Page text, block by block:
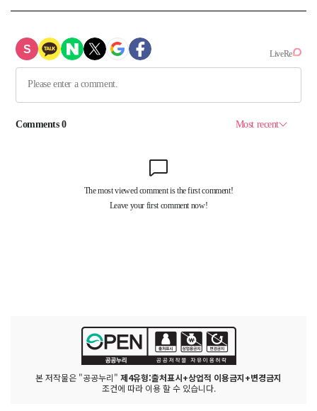
본 저작물은 "공공누리" 제4유형:출처표시+상업적 이용금지+변경금지
조건에 따라 이용 할 수 있습니다.